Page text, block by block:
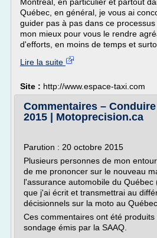
Québec, en général, je vous ai
guider pas à pas dans ce
mon mieux pour vous le rendre
d'efforts, en moins de temps et
Lire la suite
Site : http://www.espace-taxi.com
Commentaires –
2015 | Motoprecision.ca
Parution : 20 octobre 2015
Plusieurs personnes de mon
de me prononcer sur le nouveau
l'assurance automobile du Québec
que j'ai écrit et transmettrai au
décisionnels sur la moto au Québec.
Ces commentaires ont été
sondage émis par la SAAQ.